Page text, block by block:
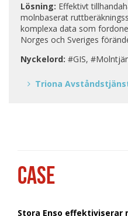
Lösning: Effektivt
molnbaserat
komplexa data som
Norges och Sveriges
Nyckelord: #GIS,
Triona
CASE
Stora Enso effektiviserar